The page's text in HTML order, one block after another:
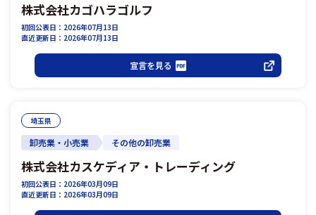
株式会社カゴハラゴルフ
初回公表日：2026年07月13日
直近更新日：2026年07月13日
宣言を見る
埼玉県
卸売業・小売業 その他の卸売業
株式会社カスケディア・トレーディング
初回公表日：2026年03月09日
直近更新日：2026年03月09日